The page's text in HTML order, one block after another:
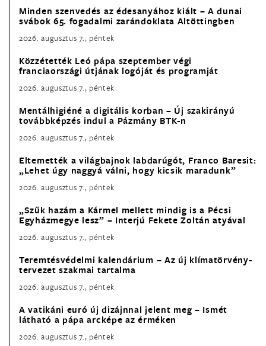
Minden szenvedés az édesanyához kiált – A dunai
svábok 65. fogadalmi zarándoklata Altöttingben
2026. augusztus 7., péntek
Közzétették Leó pápa szeptember végi
franciaországi útjának logóját és programját
2026. augusztus 7., péntek
Mentálhigiéné a digitális korban – Új szakirányú
továbbképzés indul a Pázmány BTK-n
2026. augusztus 7., péntek
Eltemették a világbajnok labdarúgót, Franco Baresit:
„Lehet úgy naggyá válni, hogy kicsik maradunk”
2026. augusztus 7., péntek
„Szűk hazám a Kármel mellett mindig is a Pécsi
Egyházmegye lesz” – Interjú Fekete Zoltán atyával
2026. augusztus 7., péntek
Teremtésvédelmi kalendárium – Az új klímatörvény-
tervezet szakmai tartalma
2026. augusztus 7., péntek
A vatikáni euró új dizájnnal jelent meg – Ismét
látható a pápa arcképe az érméken
2026. augusztus 7., péntek